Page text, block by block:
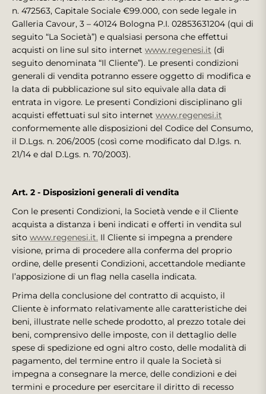
n. 472563, Capitale Sociale €99.000, con sede legale in
Galleria Cavour, 3 – 40124 Bologna P.I. 02853631204 (qui di
seguito “La Società”) e qualsiasi persona che effettui
acquisti on line sul sito internet www.regenesi.it (di
seguito denominata “Il Cliente”). Le presenti condizioni
generali di vendita potranno essere oggetto di modifica e
la data di pubblicazione sul sito equivale alla data di
entrata in vigore. Le presenti Condizioni disciplinano gli
acquisti effettuati sul sito internet www.regenesi.it
conformemente alle disposizioni del Codice del Consumo,
il D.Lgs. n. 206/2005 (così come modificato dal D.lgs. n.
21/14 e dal D.Lgs. n. 70/2003).
Art. 2 - Disposizioni generali di vendita
Con le presenti Condizioni, la Società vende e il Cliente
acquista a distanza i beni indicati e offerti in vendita sul
sito www.regenesi.it. Il Cliente si impegna a prendere
visione, prima di procedere alla conferma del proprio
ordine, delle presenti Condizioni, accettandole mediante
l’apposizione di un flag nella casella indicata.
Prima della conclusione del contratto di acquisto, il
Cliente è informato relativamente alle caratteristiche dei
beni, illustrate nelle schede prodotto, al prezzo totale dei
beni, comprensivo delle imposte, con il dettaglio delle
spese di spedizione ed ogni altro costo, delle modalità di
pagamento, del termine entro il quale la Società si
impegna a consegnare la merce, delle condizioni e dei
termini e procedure per esercitare il diritto di recesso